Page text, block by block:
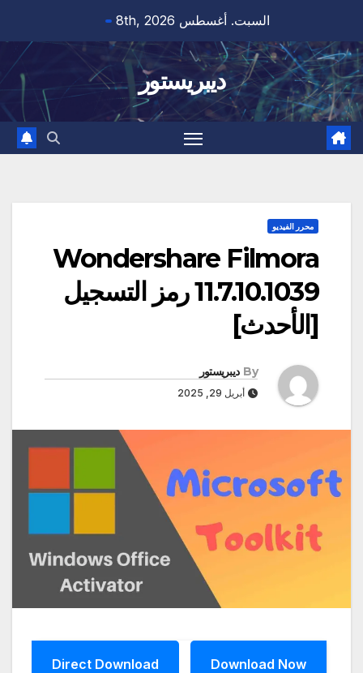
content
السبت. أغسطس 8th, 2026
ديبريستور
محرر الفيديو
Wondershare Filmora
11.7.10.1039 رمز التسجيل
[الأحدث]
By ديبريستور
أبريل 29, 2025
Download Now
Direct Download